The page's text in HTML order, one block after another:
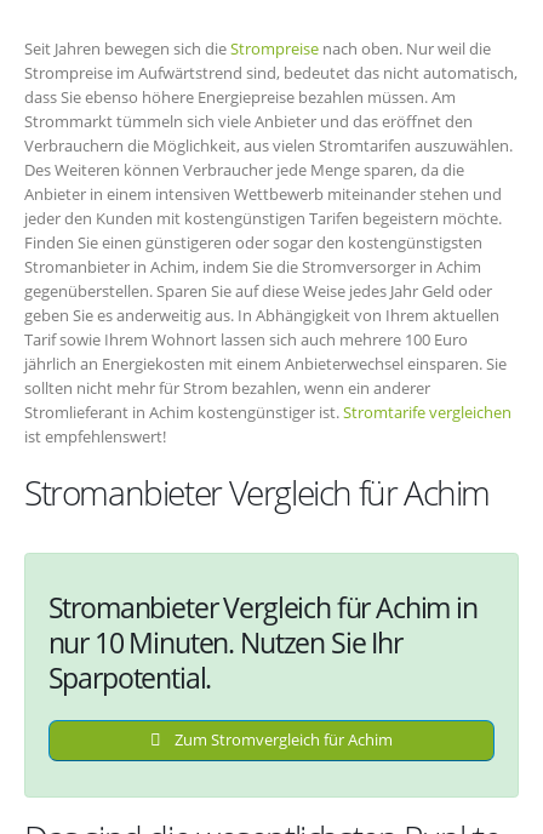
Seit Jahren bewegen sich dieStrompreise nach oben. Nur weil die
Strompreise im Aufwärtstrend sind, bedeutet das nicht automatisch,
dass Sie ebenso höhere Energiepreise bezahlen müssen. Am
Strommarkt tümmeln sich viele Anbieter und das eröffnet den
Verbrauchern die Möglichkeit, aus vielen Stromtarifen auszuwählen.
Des Weiteren können Verbraucher jede Menge sparen, da die
Anbieter in einem intensiven Wettbewerb miteinander stehen und
jeder den Kunden mit kostengünstigen Tarifen begeistern möchte.
Finden Sie einen günstigeren oder sogar den kostengünstigsten
Stromanbieter in Achim, indem Sie die Stromversorger in Achim
gegenüberstellen. Sparen Sie auf diese Weise jedes Jahr Geld oder
geben Sie es anderweitig aus. In Abhängigkeit von Ihrem aktuellen
Tarif sowie Ihrem Wohnort lassen sich auch mehrere 100 Euro
jährlich an Energiekosten mit einem Anbieterwechsel einsparen. Sie
sollten nicht mehr für Strom bezahlen, wenn ein anderer
Stromlieferant in Achim kostengünstiger ist.Stromtarife vergleichen
ist empfehlenswert!
Stromanbieter Vergleich für Achim
Stromanbieter Vergleich für Achim in
nur 10 Minuten. Nutzen Sie Ihr
Sparpotential.
Zum Stromvergleich für Achim